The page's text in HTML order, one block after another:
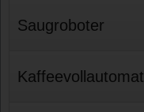
Saugroboter
Kaffeevollautomat